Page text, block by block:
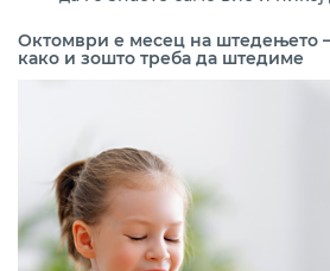
Октомври е месец на штедењето
како и зошто треба да штедиме